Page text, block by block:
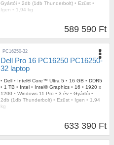
Gyártói • 2db (1db Thunderbolt) • Ezüst •
Igen • 1,94 kg
589 590 Ft
PC16250-32
Dell Pro 16 PC16250 PC16250-
32 laptop
• Dell • Intel® Core™ Ultra 5 • 16 GB • DDR5
• 1 TB • Intel • Intel® Graphics • 16 • 1920 x
1200 • Windows 11 Pro • 3 év • Gyártói •
2db (1db Thunderbolt) • Ezüst • Igen • 1,94
kg
633 390 Ft